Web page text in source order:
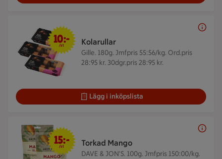
Kolarullar
Gille. 180g. Jmfpris 55:56/kg. Ord.pris
28:95 kr. 30dgr.pris 28:95 kr.
10 kr/st
10:-
/st
Lägg i inköpslista
Torkad Mango
DAVE & JON'S. 100g. Jmfpris 150:00/kg.
15 kr/st
15:-
/st